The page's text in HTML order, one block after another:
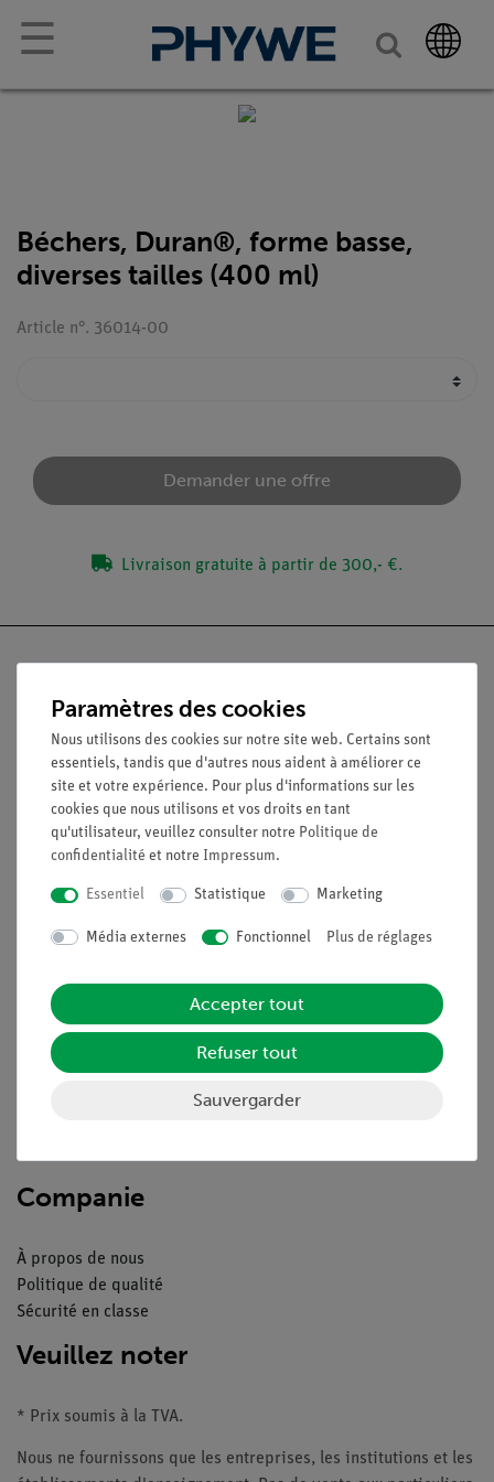
☰
Béchers, Duran®, forme basse,
diverses tailles (400 ml)
Article n°. 36014-00
Demander une offre
Livraison gratuite à partir de 300,- €.
Légal
Contact
Conditions générales de vente
Mentions légales
Service
Aperçu du service
Téléchargements
Contacte service client
Companie
À propos de nous
Politique de qualité
Sécurité en classe
Veuillez noter
* Prix soumis à la TVA.
Nous ne fournissons que les entreprises, les institutions et les
Paramètres des cookies
Nous utilisons des cookies sur notre site web. Certains sont
essentiels, tandis que d'autres nous aident à améliorer ce
site et votre expérience. Pour plus d'informations sur les
cookies que nous utilisons et vos droits en tant
qu'utilisateur, veuillez consulter notre Politique de
confidentialité et notre Impressum.
Essentiel Statistique Marketing
Média externes Fonctionnel Plus de réglages
Accepter tout
Refuser tout
Sauvergarder